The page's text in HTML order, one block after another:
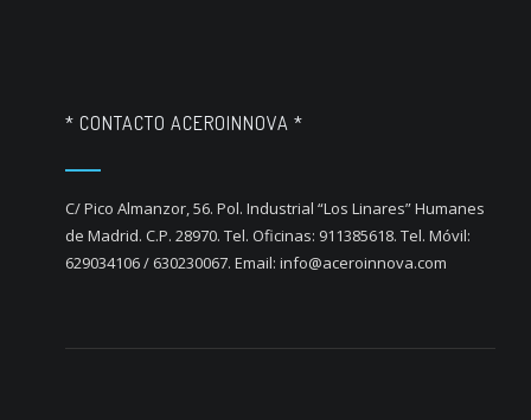
* CONTACTO ACEROINNOVA *
C/ Pico Almanzor, 56. Pol. Industrial “Los Linares” Humanes
de Madrid. C.P. 28970. Tel. Oficinas: 911385618. Tel. Móvil:
629034106 / 630230067. Email: info@aceroinnova.com